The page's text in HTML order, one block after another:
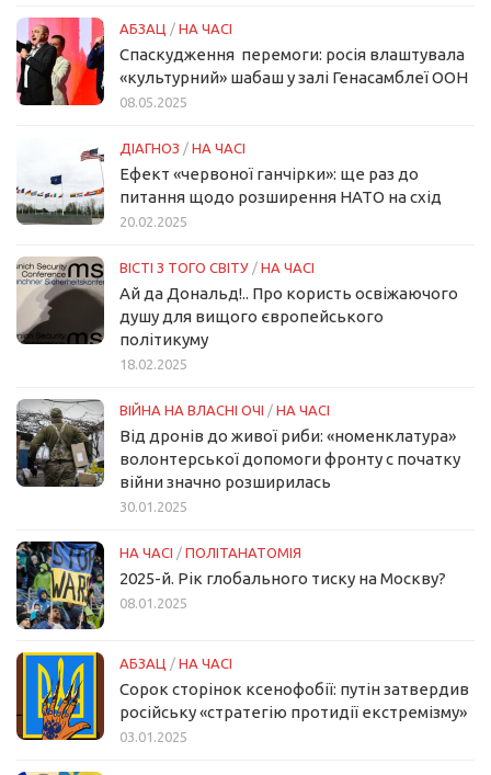
АБЗАЦ / НА ЧАСІ
Спаскудження перемоги: росія влаштувала
«культурний» шабаш у залі Генасамблеї ООН
08.05.2025
ДІАГНОЗ / НА ЧАСІ
Ефект «червоної ганчірки»: ще раз до
питання щодо розширення НАТО на схід
20.02.2025
ВІСТІ З ТОГО СВІТУ / НА ЧАСІ
Ай да Дональд!.. Про користь освіжаючого
душу для вищого європейського
політикуму
18.02.2025
ВІЙНА НА ВЛАСНІ ОЧІ / НА ЧАСІ
Від дронів до живої риби: «номенклатура»
волонтерської допомоги фронту с початку
війни значно розширилась
30.01.2025
НА ЧАСІ / ПОЛІТАНАТОМІЯ
2025-й. Рік глобального тиску на Москву?
08.01.2025
АБЗАЦ / НА ЧАСІ
Сорок сторінок ксенофобії: путін затвердив
російську «стратегію протидії екстремізму»
03.01.2025